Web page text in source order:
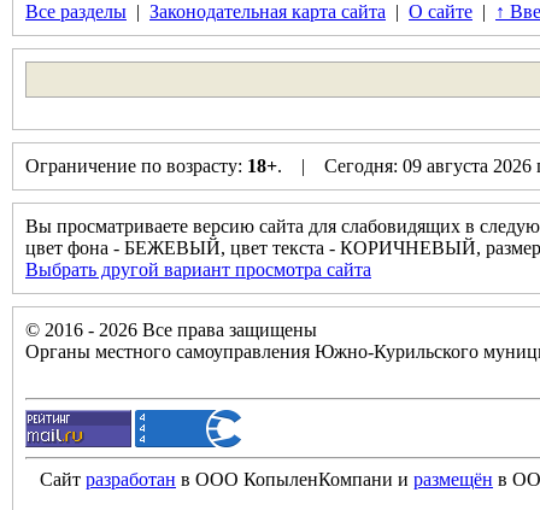
Все разделы | Законодательная карта сайта | О сайте | ↑
Ограничение по возрасту: 18+. | Сегодня: 09 августа
Вы просматриваете версию сайта для слабовидящих в
цвет фона - БЕЖЕВЫЙ, цвет текста - КОРИЧНЕВЫЙ,
Выбрать другой вариант просмотра сайта
© 2016 - 2026 Все права защищены
Органы местного самоуправления Южно-Курильского
Сайт разработан в ООО КопыленКомпани и размещён в